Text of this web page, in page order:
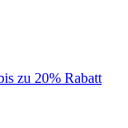
zu 20% Rabatt